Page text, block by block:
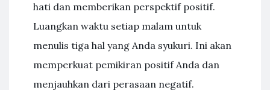
hati dan memberikan perspektif positif.
Luangkan waktu setiap malam untuk
menulis tiga hal yang Anda syukuri. Ini akan
memperkuat pemikiran positif Anda dan
menjauhkan dari perasaan negatif.